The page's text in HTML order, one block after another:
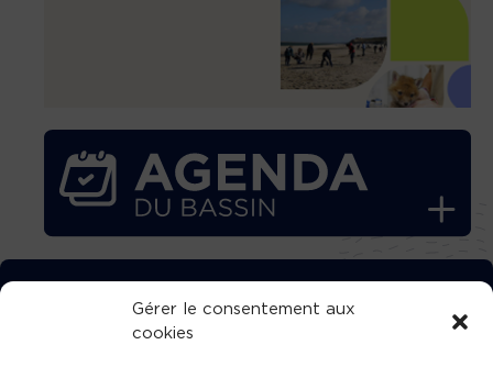
Gérer le consentement aux
cookies
TÉLÉCHARGEZ GRATUITEMENT
L’APPLICATION TVBA !